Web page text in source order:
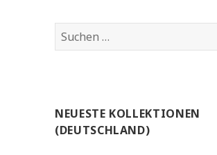
Suchen
nach:
NEUESTE KOLLEKTIONEN
(DEUTSCHLAND)